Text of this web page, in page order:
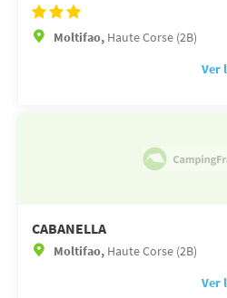
Moltifao, Haute Corse (2B)
Ver
CABANELLA
Moltifao, Haute Corse (2B)
Ver